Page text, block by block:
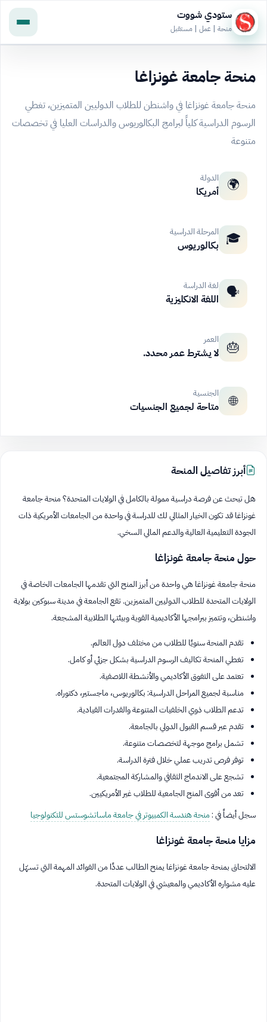
ستودي شووت
منحة | عمل | مستقبل
منحة جامعة غونزاغا
منحة جامعة غونزاغا في واشنطن للطلاب الدوليين المتميزين، تغطي
الرسوم الدراسية كلياً لبرامج البكالوريوس والدراسات العليا في تخصصات
متنوعة
🌍 الدولة
أمريكا
🎓 المرحلة الدراسية
بكالوريوس
🗣️ لغة الدراسة
اللغة الانكليزية
🎂 العمر
لا يشترط عمر محدد.
🌐 الجنسية
متاحة لجميع الجنسيات
أبرز تفاصيل المنحة
هل تبحث عن فرصة دراسية ممولة بالكامل في الولايات المتحدة؟ منحة جامعة
غونزاغا قد تكون الخيار المثالي لك للدراسة في واحدة من الجامعات الأمريكية ذات
الجودة التعليمية العالية والدعم المالي السخي.
حول منحة جامعة غونزاغا
منحة جامعة غونزاغا هي واحدة من أبرز المنح التي تقدمها الجامعات الخاصة في
الولايات المتحدة للطلاب الدوليين المتميزين. تقع الجامعة في مدينة سبوكين بولاية
واشنطن، وتتميز ببرامجها الأكاديمية القوية وبيئتها الطلابية المشجعة.
تقدم المنحة سنويًا للطلاب من مختلف دول العالم.
تغطي المنحة تكاليف الرسوم الدراسية بشكل جزئي أو كامل.
تعتمد على التفوق الأكاديمي والأنشطة اللاصفية.
مناسبة لجميع المراحل الدراسية: بكالوريوس، ماجستير، دكتوراه.
تدعم الطلاب ذوي الخلفيات المتنوعة والقدرات القيادية.
تقدم عبر قسم القبول الدولي بالجامعة.
تشمل برامج موجهة لتخصصات متنوعة.
توفر فرص تدريب عملي خلال فترة الدراسة.
تشجع على الاندماج الثقافي والمشاركة المجتمعية.
تعد من أقوى المنح الجامعية للطلاب غير الأمريكيين.
سجل أيضاً في :منحة هندسة الكمبيوتر في جامعة ماساتشوستس للتكنولوجيا
مزايا منحة جامعة غونزاغا
الالتحاق بمنحة جامعة غونزاغا يمنح الطالب عددًا من الفوائد المهمة التي تسهّل
عليه مشواره الأكاديمي والمعيشي في الولايات المتحدة.